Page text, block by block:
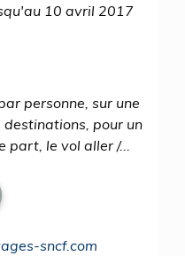
10 avril 2017
personne, sur une
pour un
le vol aller /...
sncf.com